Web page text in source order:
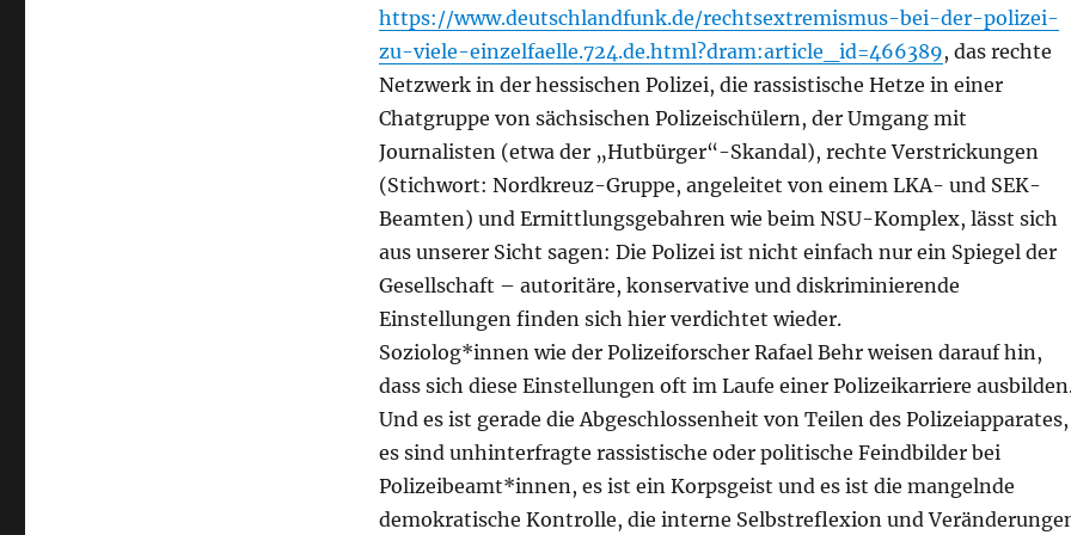
https://www.deutschlandfunk.de/rechtsextremismus-bei-der-polizei-
zu-viele-einzelfaelle.724.de.html?dram:article_id=466389, das rechte
Netzwerk in der hessischen Polizei, die rassistische Hetze in einer
Chatgruppe von sächsischen Polizeischülern, der Umgang mit
Journalisten (etwa der„Hutbürger“-Skandal), rechte Verstrickungen
(Stichwort: Nordkreuz-Gruppe, angeleitet von einem LKA- und SEK-
Beamten) und Ermittlungsgebahren wie beim NSU-Komplex, lässt sich
aus unserer Sicht sagen: Die Polizei ist nicht einfach nur ein Spiegel der
Gesellschaft – autoritäre, konservative und diskriminierende
Einstellungen finden sich hier verdichtet wieder.
Soziolog*innen wie der Polizeiforscher Rafael Behr weisen darauf hin,
dass sich diese Einstellungen oft im Laufe einer Polizeikarriere
Und es ist gerade die Abgeschlossenheit von Teilen des Polizeiapparates,
es sind unhinterfragte rassistische oder politische Feindbilder bei
Polizeibeamt*innen, es ist ein Korpsgeist und es ist die mangelnde
demokratische Kontrolle, die interne Selbstreflexion und